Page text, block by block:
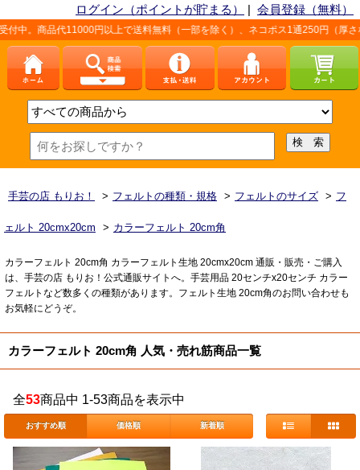
ログイン（ポイントが貯まる） | 会員登録（無料）
円以上で送料無料（一部を除く）、ネコポス1通250円（厚さなど条件あり
手芸の店 もりお！ > フェルトの種類・規格 > フェルトのサイズ > フ
ェルト 20cmx20cm > カラーフェルト 20cm角
カラーフェルト 20cm角 カラーフェルト生地 20cmx20cm 通販・販売・ご購入
は、手芸の店 もりお！公式通販サイトへ。手芸用品 20センチx20センチ カラー
フェルトなど数多くの種類があります。フェルト生地 20cm角のお問い合わせも
お気軽にどうぞ。
カラーフェルト 20cm角 人気・売れ筋商品一覧
全53商品中 1-53商品を表示中
おすすめ順 価格順 新着順